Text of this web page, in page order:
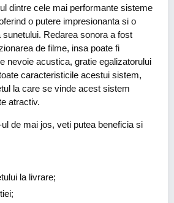
dintre cele mai performante sisteme
o putere impresionanta si o
Redarea sonora a fost
de filme, insa poate fi
nevoie acustica, gratie egalizatorului
caracteristicile acestui sistem,
la care se vinde acest sistem
atractiv.
de mai jos, veti putea beneficia si
la livrare;